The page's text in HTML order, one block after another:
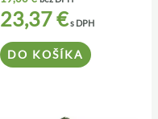
23,37€s DPH
DO KOŠÍKA